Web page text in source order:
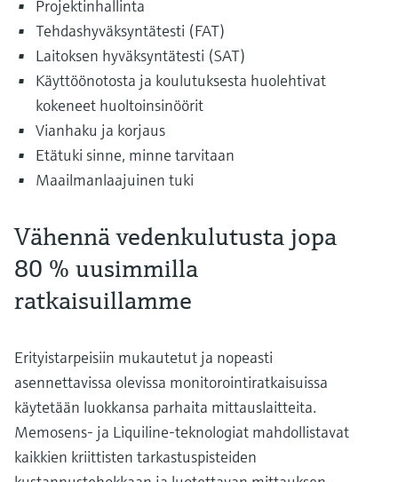
Projektinhallinta
Tehdashyväksyntätesti (FAT)
Laitoksen hyväksyntätesti (SAT)
Käyttöönotosta ja koulutuksesta huolehtivat
kokeneet huoltoinsinöörit
Vianhaku ja korjaus
Etätuki sinne, minne tarvitaan
Maailmanlaajuinen tuki
Vähennä vedenkulutusta jopa
80 % uusimmilla
ratkaisuillamme
Erityistarpeisiin mukautetut ja nopeasti
asennettavissa olevissa monitorointiratkaisuissa
käytetään luokkansa parhaita mittauslaitteita.
Memosens- ja Liquiline-teknologiat mahdollistavat
kaikkien kriittisten tarkastuspisteiden